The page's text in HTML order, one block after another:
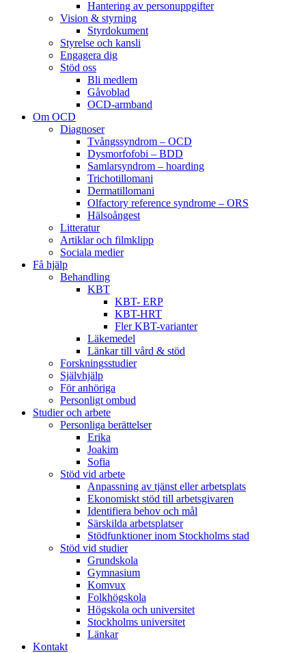
Hantering av personuppgifter
Vision & styrning
Styrdokument
Styrelse och kansli
Engagera dig
Stöd oss
Bli medlem
Gåvoblad
OCD-armband
Om OCD
Diagnoser
Tvångssyndrom – OCD
Dysmorfofobi – BDD
Samlarsyndrom – hoarding
Trichotillomani
Dermatillomani
Olfactory reference syndrome – ORS
Hälsoångest
Litteratur
Artiklar och filmklipp
Sociala medier
Få hjälp
Behandling
KBT
KBT- ERP
KBT-HRT
Fler KBT-varianter
Läkemedel
Länkar till vård & stöd
Forskningsstudier
Självhjälp
För anhöriga
Personligt ombud
Studier och arbete
Personliga berättelser
Erika
Joakim
Sofia
Stöd vid arbete
Anpassning av tjänst eller arbetsplats
Ekonomiskt stöd till arbetsgivaren
Identifiera behov och mål
Särskilda arbetsplatser
Stödfunktioner inom Stockholms stad
Stöd vid studier
Grundskola
Gymnasium
Komvux
Folkhögskola
Högskola och universitet
Stockholms universitet
Länkar
Kontakt